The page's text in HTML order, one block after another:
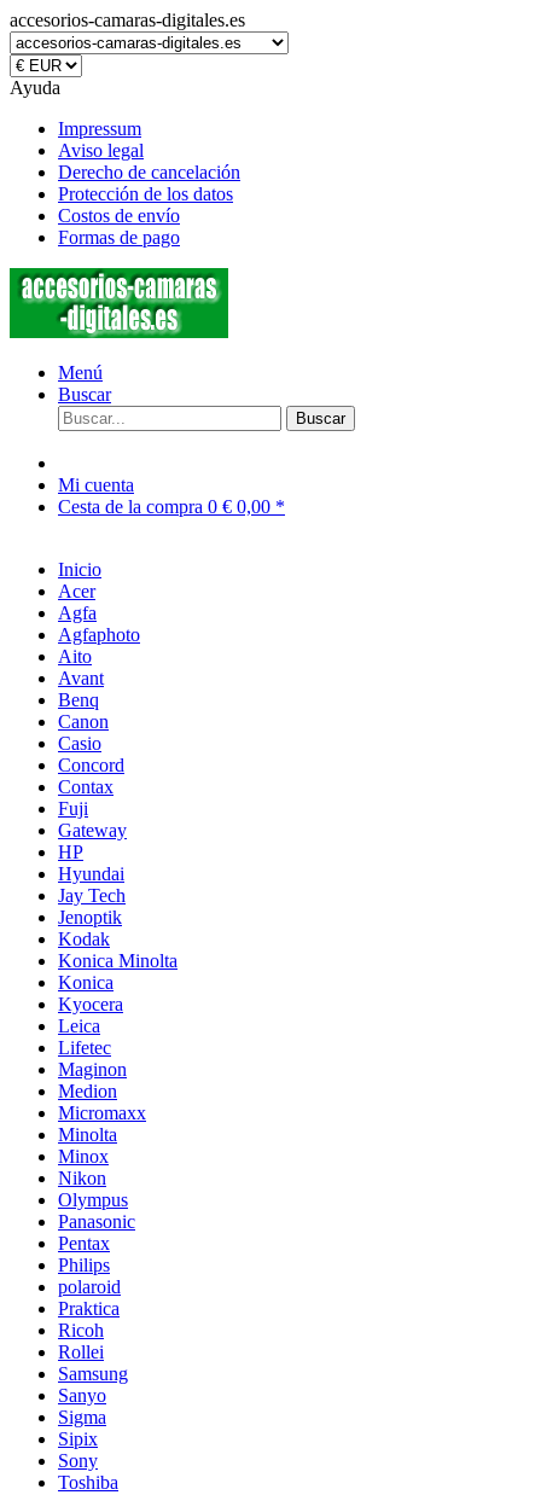
accesorios-camaras-digitales.es
Ayuda
Impressum
Aviso legal
Derecho de cancelación
Protección de los datos
Costos de envío
Formas de pago
Menú
Buscar
Buscar
Mi cuenta
Cesta de la compra 0 € 0,00 *
Inicio
Acer
Agfa
Agfaphoto
Aito
Avant
Benq
Canon
Casio
Concord
Contax
Fuji
Gateway
HP
Hyundai
Jay Tech
Jenoptik
Kodak
Konica Minolta
Konica
Kyocera
Leica
Lifetec
Maginon
Medion
Micromaxx
Minolta
Minox
Nikon
Olympus
Panasonic
Pentax
Philips
polaroid
Praktica
Ricoh
Rollei
Samsung
Sanyo
Sigma
Sipix
Sony
Toshiba